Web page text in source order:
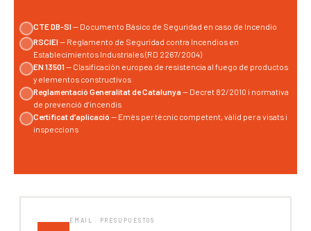
CTE DB-SI — Documento Básico de Seguridad en caso de Incendio
RSCIEI — Reglamento de Seguridad contra Incendios en
Establecimientos Industriales (RD 2267/2004)
EN 13501 — Clasificación europea de resistencia al fuego de productos
y elementos constructivos
Reglamentació Generalitat de Catalunya — Decret 82/2010 i normativa
de prevenció d’incendis
Certificat d’aplicació — Emès per tècnic competent, vàlid per a visats i
inspeccions
EMAIL · PRESUPUESTOS